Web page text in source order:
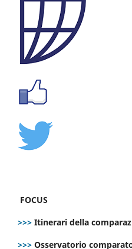
FOCUS
>>> Itinerari della
>>> Osservatorio